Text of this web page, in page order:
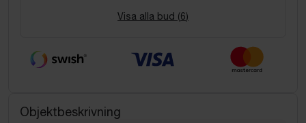
Visa alla bud (6)
Objektbeskrivning